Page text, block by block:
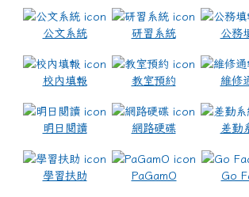
公文系統 研習系統 公務
校內填報 教室預約 維修
明日閱讀 網路硬碟 差勤
學習扶助 PaGamO Go